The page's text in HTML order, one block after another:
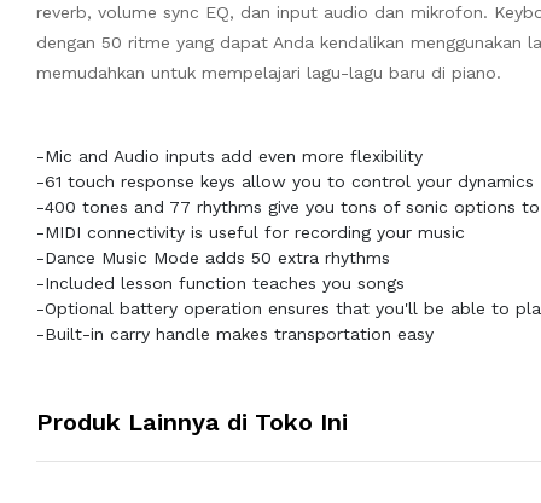
reverb, volume sync EQ, dan input audio dan mikrofon.
dengan 50 ritme yang dapat Anda kendalikan menggunakan
memudahkan untuk mempelajari lagu-lagu baru di piano.
-Mic and Audio inputs add even more flexibility
-61 touch response keys allow you to control your dynamics
-400 tones and 77 rhythms give you tons of sonic options
-MIDI connectivity is useful for recording your music
-Dance Music Mode adds 50 extra rhythms
-Included lesson function teaches you songs
-Optional battery operation ensures that you'll be able to
-Built-in carry handle makes transportation easy
Produk Lainnya di Toko Ini